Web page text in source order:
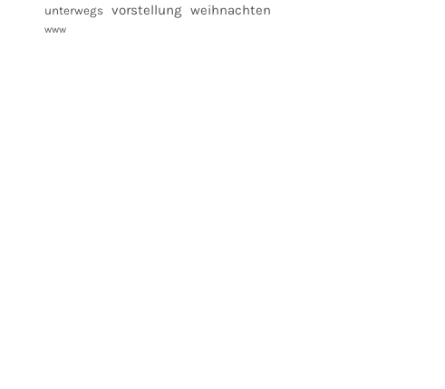
unterwegs vorstellung weihnachten
www